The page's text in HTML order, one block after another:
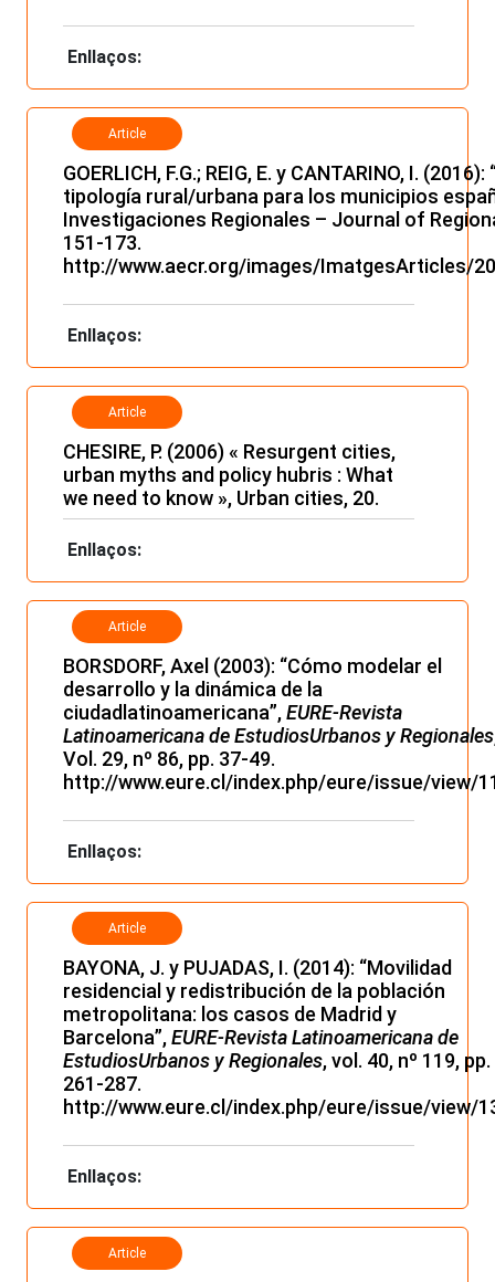
Enllaços:
Article
GOERLICH, F.G.; REIG, E. y CANTARINO, I.
tipología rural/urbana para los municipios
Investigaciones Regionales – Journal of
151-173.
http://www.aecr.org/images/ImatgesArticles/
Enllaços:
Article
CHESIRE, P. (2006) « Resurgent cities,
urban myths and policy hubris : What
we need to know », Urban cities, 20.
Enllaços:
Article
BORSDORF, Axel (2003): “Cómo modelar el
desarrollo y la dinámica de la
ciudadlatinoamericana”,EURE-Revista
Latinoamericana de EstudiosUrbanos y Regionales
Vol. 29, nº 86, pp. 37-49.
http://www.eure.cl/index.php/eure/issue/view/
Enllaços:
Article
BAYONA, J. y PUJADAS, I. (2014): “Movilidad
residencial y redistribución de la población
metropolitana: los casos de Madrid y
Barcelona”,EURE-Revista Latinoamericana de
EstudiosUrbanos y Regionales, vol. 40, nº 119, pp.
261-287.
http://www.eure.cl/index.php/eure/issue/view/
Enllaços:
Article